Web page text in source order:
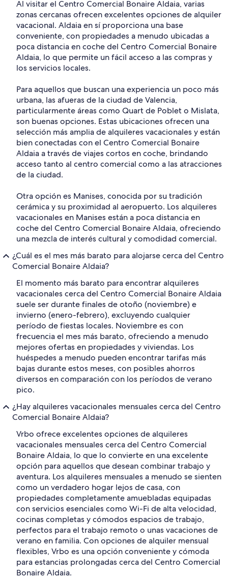
Al visitar el Centro Comercial Bonaire Aldaia, varias
zonas cercanas ofrecen excelentes opciones de alquiler
vacacional. Aldaia en sí proporciona una base
conveniente, con propiedades a menudo ubicadas a
poca distancia en coche del Centro Comercial Bonaire
Aldaia, lo que permite un fácil acceso a las compras y
los servicios locales.
Para aquellos que buscan una experiencia un poco más
urbana, las afueras de la ciudad de Valencia,
particularmente áreas como Quart de Poblet o Mislata,
son buenas opciones. Estas ubicaciones ofrecen una
selección más amplia de alquileres vacacionales y están
bien conectadas con el Centro Comercial Bonaire
Aldaia a través de viajes cortos en coche, brindando
acceso tanto al centro comercial como a las atracciones
de la ciudad.
Otra opción es Manises, conocida por su tradición
cerámica y su proximidad al aeropuerto. Los alquileres
vacacionales en Manises están a poca distancia en
coche del Centro Comercial Bonaire Aldaia, ofreciendo
una mezcla de interés cultural y comodidad comercial.
¿Cuál es el mes más barato para alojarse cerca del Centro
Comercial Bonaire Aldaia?
El momento más barato para encontrar alquileres
vacacionales cerca del Centro Comercial Bonaire Aldaia
suele ser durante finales de otoño (noviembre) e
invierno (enero-febrero), excluyendo cualquier
período de fiestas locales. Noviembre es con
frecuencia el mes más barato, ofreciendo a menudo
mejores ofertas en propiedades y viviendas. Los
huéspedes a menudo pueden encontrar tarifas más
bajas durante estos meses, con posibles ahorros
diversos en comparación con los períodos de verano
pico.
¿Hay alquileres vacacionales mensuales cerca del Centro
Comercial Bonaire Aldaia?
Vrbo ofrece excelentes opciones de alquileres
vacacionales mensuales cerca del Centro Comercial
Bonaire Aldaia, lo que lo convierte en una excelente
opción para aquellos que desean combinar trabajo y
aventura. Los alquileres mensuales a menudo se sienten
como un verdadero hogar lejos de casa, con
propiedades completamente amuebladas equipadas
con servicios esenciales como Wi-Fi de alta velocidad,
cocinas completas y cómodos espacios de trabajo,
perfectos para el trabajo remoto o unas vacaciones de
verano en familia. Con opciones de alquiler mensual
flexibles, Vrbo es una opción conveniente y cómoda
para estancias prolongadas cerca del Centro Comercial
Bonaire Aldaia.